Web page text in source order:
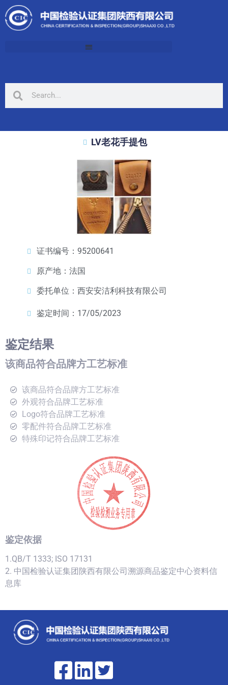
LV老花手提包
证书编号：95200641
原产地：法国
委托单位：西安安洁利科技有限公司
鉴定时间：17/05/2023
鉴定结果
该商品符合品牌方工艺标准
该商品符合品牌方工艺标准
外观符合品牌工艺标准
Logo符合品牌工艺标准
零配件符合品牌工艺标准
特殊印记符合品牌工艺标准
鉴定依据
1.QB/T 1333; ISO 17131
2. 中国检验认证集团陕西有限公司溯源商品鉴定中心资料信
息库